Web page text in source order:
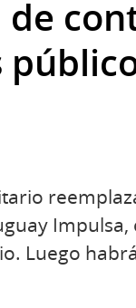
Impulsa,
Luego